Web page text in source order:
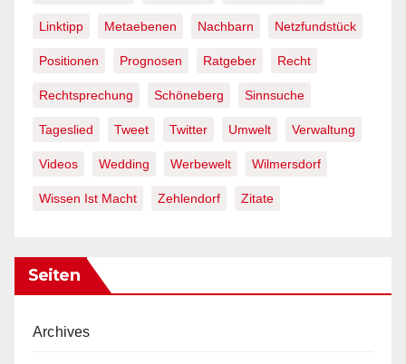
Linktipp Metaebenen Nachbarn Netzfundstück
Positionen Prognosen Ratgeber Recht
Rechtsprechung Schöneberg Sinnsuche
Tageslied Tweet Twitter Umwelt Verwaltung
Videos Wedding Werbewelt Wilmersdorf
Wissen Ist Macht Zehlendorf Zitate
Seiten
Archives